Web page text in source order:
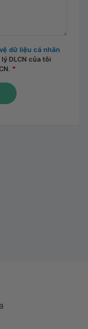
dữ liệu cá nhân
DLCN của tôi
*